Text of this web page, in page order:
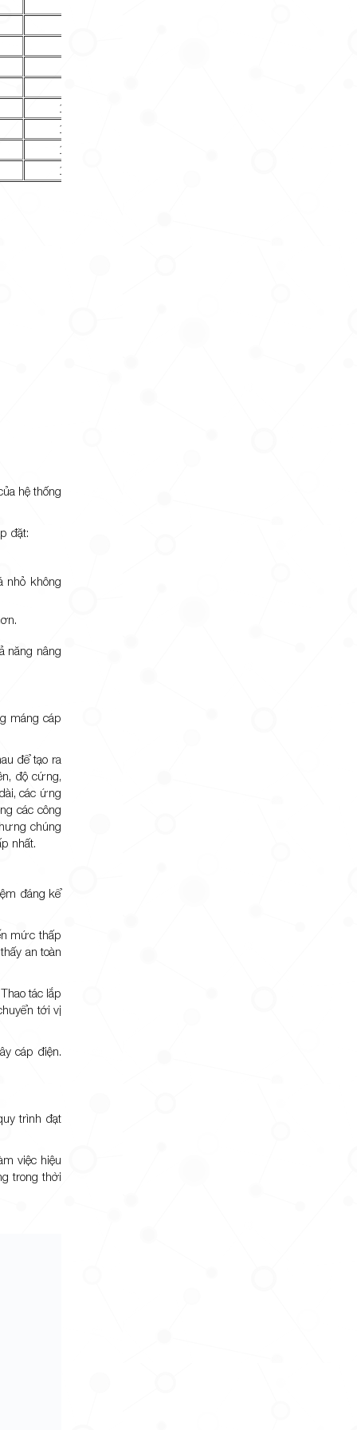
1,046,000
1,046,000
1,132,000
1,217,000
hệ thống
đặt:
nhỏ không
năng nâng
máng cáp
để tạo ra
độ cứng,
các ứng
các công
chúng
nhất.
đáng kể
mức thấp
an toàn
tác lắp
tới vị
cáp điện.
trình đạt
việc hiệu
trong thời